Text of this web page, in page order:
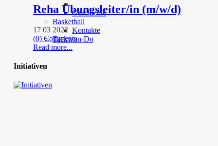
Geschichte
Basketball
Kontakte
Taekwon-Do
Reha Übungsleiter/in (m/w/d)
17 03 2022
(0) Comments
Read more...
Initiativen